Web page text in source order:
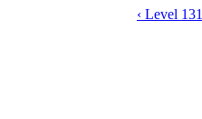
‹ Level 131